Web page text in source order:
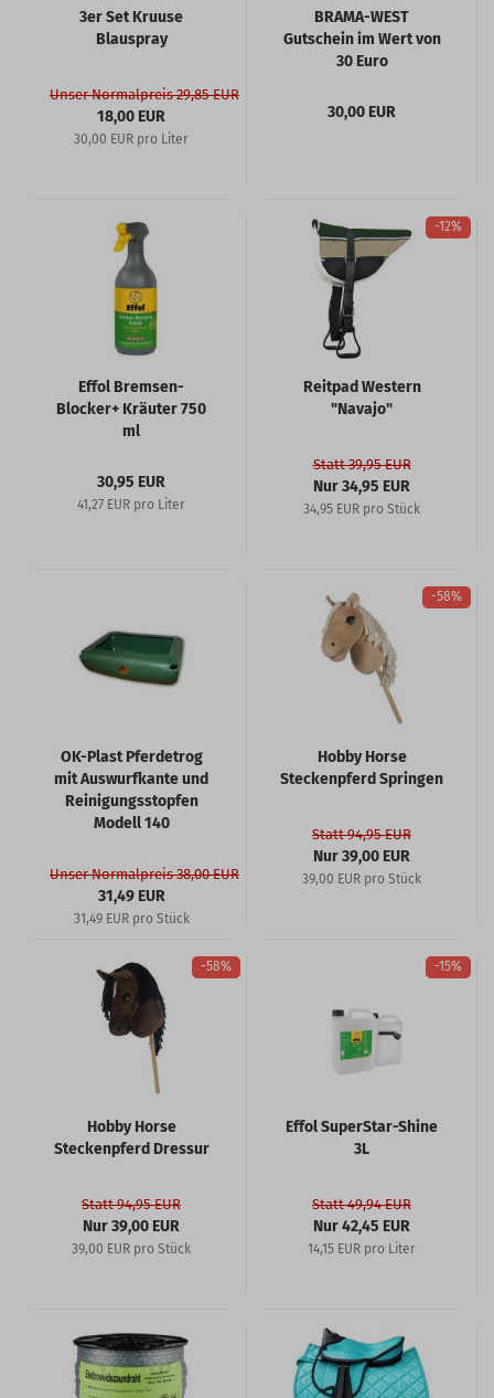
3er Set Kruuse
Blauspray
Unser Normalpreis 29,85 EUR
18,00 EUR
30,00 EUR pro Liter
BRAMA-WEST
Gutschein im Wert von
30 Euro
30,00 EUR
Effol Bremsen-
Blocker+ Kräuter 750
ml
30,95 EUR
41,27 EUR pro Liter
-12%
Reitpad Western
"Navajo"
Statt 39,95 EUR
Nur 34,95 EUR
34,95 EUR pro Stück
OK-Plast Pferdetrog
mit Auswurfkante und
Reinigungsstopfen
Modell 140
Unser Normalpreis 38,00 EUR
31,49 EUR
31,49 EUR pro Stück
-58%
Hobby Horse
Steckenpferd Springen
Statt 94,95 EUR
Nur 39,00 EUR
39,00 EUR pro Stück
-58%
Hobby Horse
Steckenpferd Dressur
Statt 94,95 EUR
Nur 39,00 EUR
39,00 EUR pro Stück
-15%
Effol SuperStar-Shine
3L
Statt 49,94 EUR
Nur 42,45 EUR
14,15 EUR pro Liter